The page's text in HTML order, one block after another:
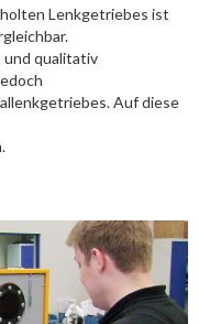
Lenkgetriebes ist
und qualitativ
Auf diese